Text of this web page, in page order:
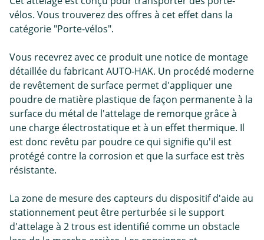
vélos. Vous trouverez des offres à cet effet dans la
catégorie "Porte-vélos".
Vous recevrez avec ce produit une notice de montage
détaillée du fabricant AUTO-HAK. Un procédé moderne
de revêtement de surface permet d'appliquer une
poudre de matière plastique de façon permanente à la
surface du métal de l'attelage de remorque grâce à
une charge électrostatique et à un effet thermique. Il
est donc revêtu par poudre ce qui signifie qu'il est
protégé contre la corrosion et que la surface est très
résistante.
La zone de mesure des capteurs du dispositif d'aide au
stationnement peut être perturbée si le support
d'attelage à 2 trous est identifié comme un obstacle